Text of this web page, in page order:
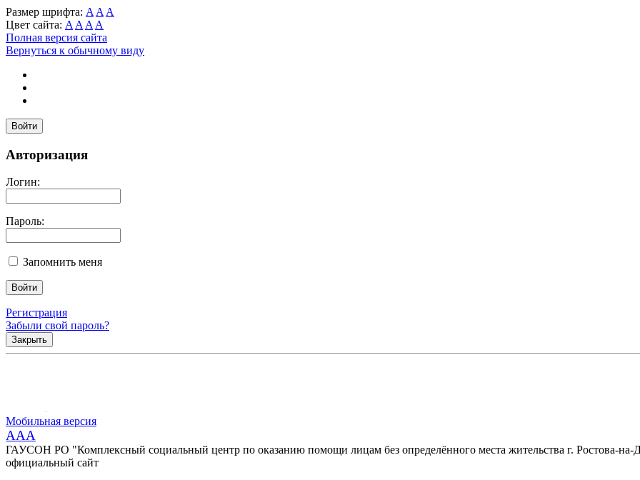
Размер шрифта: A A A
Цвет сайта: A A A A
Полная версия сайта
Вернуться к обычному виду
Войти
Авторизация
Логин:
Пароль:
Запомнить меня
Регистрация
Забыли свой пароль?
Закрыть
Мобильная версия
AAA
ГАУСОН РО "Комплексный социальный центр по оказанию помощи лицам без определённого места жительства г. Ростова-на-
официальный сайт